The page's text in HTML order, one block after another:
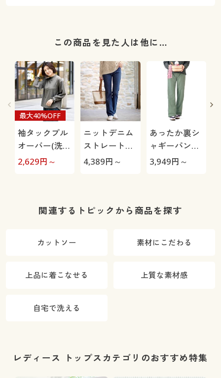
この商品を見た人は他に…
袖タックプル
オーバー(洗濯
機OK)
最大40%OFF
2,629円～
ニットデニム
ストレートパ
ンツ(スマート
わらか・選べ
4,389円～
あったか裏シ
ャギーパンツ
(防寒パンツ・
い・人気商
対策)
3,949円～
関連するトピックから商品を探す
カットソー 素材にこだわる
上品に着こなせる 上質な素材感
自宅で洗える
レディース トップスカテゴリのおすすめ特集